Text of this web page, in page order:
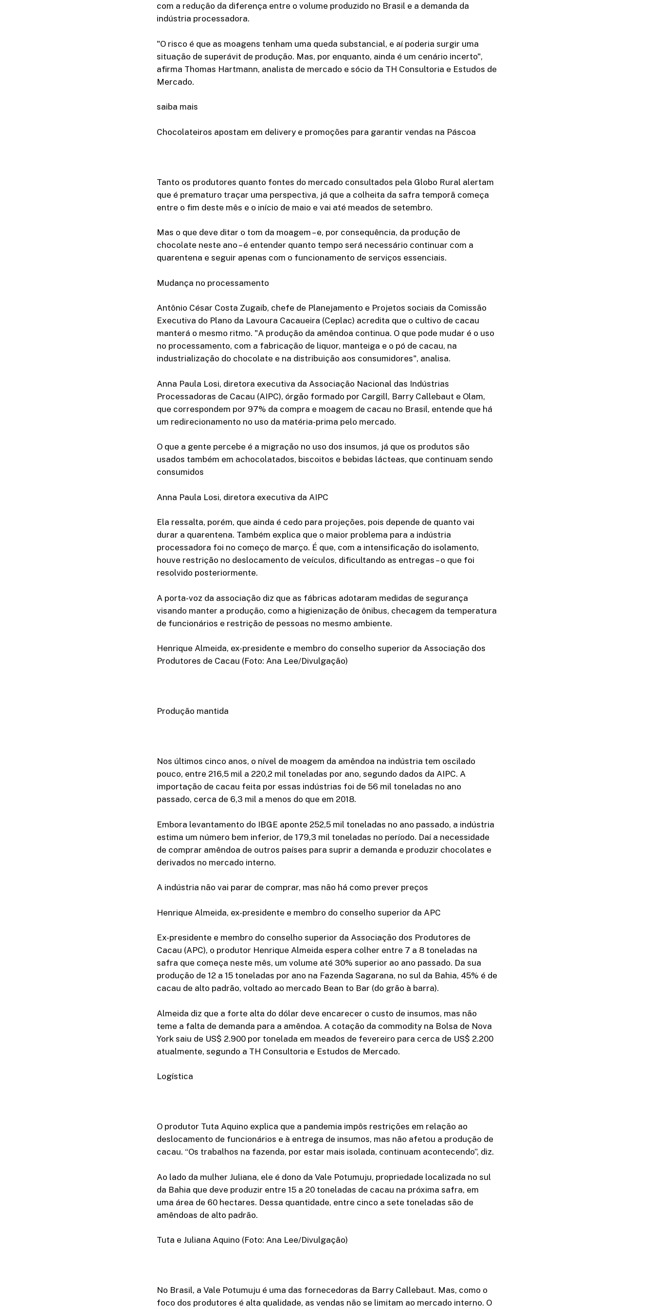
com a redução da diferença entre o volume produzido no Brasil e a demanda da
indústria processadora.
"O risco é que as moagens tenham uma queda substancial, e aí poderia surgir uma
situação de superávit de produção. Mas, por enquanto, ainda é um cenário incerto",
afirma Thomas Hartmann, analista de mercado e sócio da TH Consultoria e Estudos de
Mercado.
saiba mais
Chocolateiros apostam em delivery e promoções para garantir vendas na Páscoa
Tanto os produtores quanto fontes do mercado consultados pela Globo Rural alertam
que é prematuro traçar uma perspectiva, já que a colheita da safra temporã começa
entre o fim deste mês e o início de maio e vai até meados de setembro.
Mas o que deve ditar o tom da moagem – e, por consequência, da produção de
chocolate neste ano – é entender quanto tempo será necessário continuar com a
quarentena e seguir apenas com o funcionamento de serviços essenciais.
Mudança no processamento
Antônio César Costa Zugaib, chefe de Planejamento e Projetos sociais da Comissão
Executiva do Plano da Lavoura Cacaueira (Ceplac) acredita que o cultivo de cacau
manterá o mesmo ritmo. "A produção da amêndoa continua. O que pode mudar é o uso
no processamento, com a fabricação de liquor, manteiga e o pó de cacau, na
industrialização do chocolate e na distribuição aos consumidores", analisa.
Anna Paula Losi, diretora executiva da Associação Nacional das Indústrias
Processadoras de Cacau (AIPC), órgão formado por Cargill, Barry Callebaut e Olam,
que correspondem por 97% da compra e moagem de cacau no Brasil, entende que há
um redirecionamento no uso da matéria-prima pelo mercado.
O que a gente percebe é a migração no uso dos insumos, já que os produtos são
usados também em achocolatados, biscoitos e bebidas lácteas, que continuam sendo
consumidos
Anna Paula Losi, diretora executiva da AIPC
Ela ressalta, porém, que ainda é cedo para projeções, pois depende de quanto vai
durar a quarentena. Também explica que o maior problema para a indústria
processadora foi no começo de março. É que, com a intensificação do isolamento,
houve restrição no deslocamento de veículos, dificultando as entregas – o que foi
resolvido posteriormente.
A porta-voz da associação diz que as fábricas adotaram medidas de segurança
visando manter a produção, como a higienização de ônibus, checagem da temperatura
de funcionários e restrição de pessoas no mesmo ambiente.
Henrique Almeida, ex-presidente e membro do conselho superior da Associação dos
Produtores de Cacau (Foto: Ana Lee/Divulgação)
Produção mantida
Nos últimos cinco anos, o nível de moagem da amêndoa na indústria tem oscilado
pouco, entre 216,5 mil a 220,2 mil toneladas por ano, segundo dados da AIPC. A
importação de cacau feita por essas indústrias foi de 56 mil toneladas no ano
passado, cerca de 6,3 mil a menos do que em 2018.
Embora levantamento do IBGE aponte 252,5 mil toneladas no ano passado, a indústria
estima um número bem inferior, de 179,3 mil toneladas no período. Daí a necessidade
de comprar amêndoa de outros países para suprir a demanda e produzir chocolates e
derivados no mercado interno.
A indústria não vai parar de comprar, mas não há como prever preços
Henrique Almeida, ex-presidente e membro do conselho superior da APC
Ex-presidente e membro do conselho superior da Associação dos Produtores de
Cacau (APC), o produtor Henrique Almeida espera colher entre 7 a 8 toneladas na
safra que começa neste mês, um volume até 30% superior ao ano passado. Da sua
produção de 12 a 15 toneladas por ano na Fazenda Sagarana, no sul da Bahia, 45% é de
cacau de alto padrão, voltado ao mercado Bean to Bar (do grão à barra).
Almeida diz que a forte alta do dólar deve encarecer o custo de insumos, mas não
teme a falta de demanda para a amêndoa. A cotação da commodity na Bolsa de Nova
York saiu de US$ 2.900 por tonelada em meados de fevereiro para cerca de US$ 2.200
atualmente, segundo a TH Consultoria e Estudos de Mercado.
Logística
O produtor Tuta Aquino explica que a pandemia impôs restrições em relação ao
deslocamento de funcionários e à entrega de insumos, mas não afetou a produção de
cacau. “Os trabalhos na fazenda, por estar mais isolada, continuam acontecendo”, diz.
Ao lado da mulher Juliana, ele é dono da Vale Potumuju, propriedade localizada no sul
da Bahia que deve produzir entre 15 a 20 toneladas de cacau na próxima safra, em
uma área de 60 hectares. Dessa quantidade, entre cinco a sete toneladas são de
amêndoas de alto padrão.
Tuta e Juliana Aquino (Foto: Ana Lee/Divulgação)
No Brasil, a Vale Potumuju é uma das fornecedoras da Barry Callebaut. Mas, como o
foco dos produtores é alta qualidade, as vendas não se limitam ao mercado interno. O